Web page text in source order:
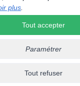
plus
Tout accepter
Paramétrer
Tout refuser
/ Tapis
Tous droits réservés